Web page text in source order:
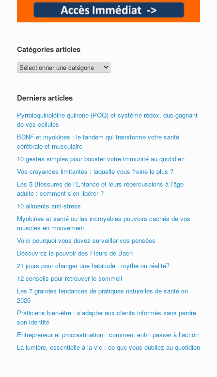
Catégories articles
Catégories
articles
Derniers articles
Pyrroloquinoléine quinone (PQQ) et système rédox, duo gagnant
de vos cellules
BDNF et myokines : le tandem qui transforme votre santé
cérébrale et musculaire
10 gestes simples pour booster votre immunité au quotidien
Vos croyances limitantes : laquelle vous freine le plus ?
Les 5 Blessures de l’Enfance et leurs répercussions à l’âge
adulte : comment s’en libérer ?
10 aliments anti-stress
Myokines et santé ou les incroyables pouvoirs cachés de vos
muscles en mouvement
Voici pourquoi vous devez surveiller vos pensées
Découvrez le pouvoir des Fleurs de Bach
21 jours pour changer une habitude : mythe ou réalité?
12 conseils pour retrouver le sommeil
Les 7 grandes tendances de pratiques naturelles de santé en
2026
Praticiens bien-être : s’adapter aux clients informés sans perdre
son identité
Entrepreneur et procrastination : comment enfin passer à l’action
La lumière, essentielle à la vie : ce que vous oubliez au quotidien